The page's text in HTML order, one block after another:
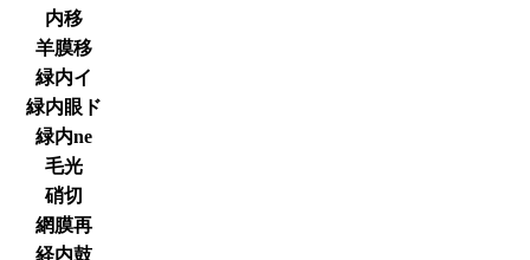
内移
羊膜移
緑内イ
緑内眼ド
緑内ne
毛光
硝切
網膜再
経内鼓